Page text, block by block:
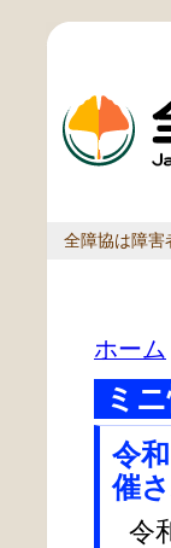
全障協は障害
ホーム
ミ
令
催
令